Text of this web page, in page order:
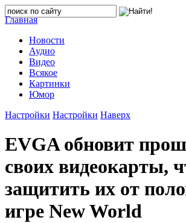
Главная
Новости
Аудио
Видео
Всякое
Картинки
Юмор
Настройки Настройки Наверх
EVGA обновит
своих видеокарты,
защитить их от
игре New World